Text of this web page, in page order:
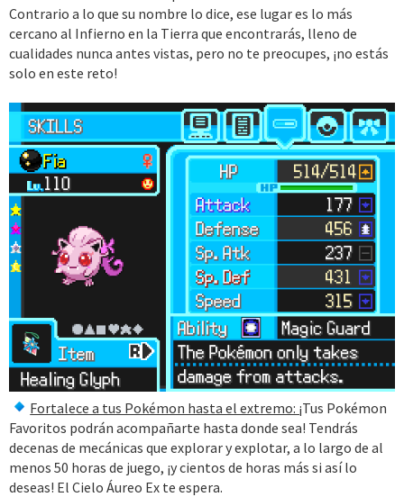
Contrario a lo que su nombre lo dice, ese lugar es lo más
cercano al Infierno en la Tierra que encontrarás, lleno de
cualidades nunca antes vistas, pero no te preocupes, ¡no estás
solo en este reto!
Fortalece a tus Pokémon hasta el extremo: ¡Tus Pokémon
Favoritos podrán acompañarte hasta donde sea! Tendrás
decenas de mecánicas que explorar y explotar, a lo largo de al
menos 50 horas de juego, ¡y cientos de horas más si así lo
deseas! El Cielo Áureo Ex te espera.